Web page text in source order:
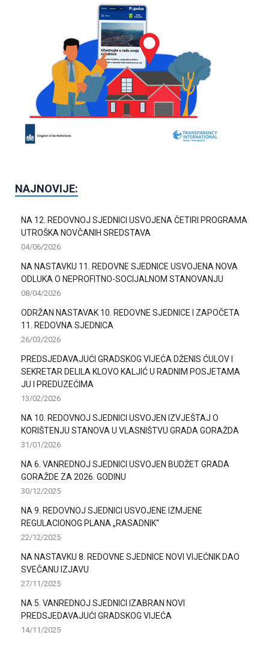
NAJNOVIJE:
NA 12. REDOVNOJ SJEDNICI USVOJENA ČETIRI PROGRAMA
UTROŠKA NOVČANIH SREDSTAVA
04/06/2026
NA NASTAVKU 11. REDOVNE SJEDNICE USVOJENA NOVA
ODLUKA O NEPROFITNO-SOCIJALNOM STANOVANJU
08/04/2026
ODRŽAN NASTAVAK 10. REDOVNE SJEDNICE I ZAPOČETA
11. REDOVNA SJEDNICA
26/03/2026
PREDSJEDAVAJUĆI GRADSKOG VIJEĆA DŽENIS ĆULOV I
SEKRETAR DELILA KLOVO KALJIĆ U RADNIM POSJETAMA
JU I PREDUZEĆIMA
13/02/2026
NA 10. REDOVNOJ SJEDNICI USVOJEN IZVJEŠTAJ O
KORIŠTENJU STANOVA U VLASNIŠTVU GRADA GORAŽDA
31/01/2026
NA 6. VANREDNOJ SJEDNICI USVOJEN BUDŽET GRADA
GORAŽDE ZA 2026. GODINU
30/12/2025
NA 9. REDOVNOJ SJEDNICI USVOJENE IZMJENE
REGULACIONOG PLANA „RASADNIK“
22/12/2025
NA NASTAVKU 8. REDOVNE SJEDNICE NOVI VIJEĆNIK DAO
SVEČANU IZJAVU
27/11/2025
NA 5. VANREDNOJ SJEDNICI IZABRAN NOVI
PREDSJEDAVAJUĆI GRADSKOG VIJEĆA
14/11/2025